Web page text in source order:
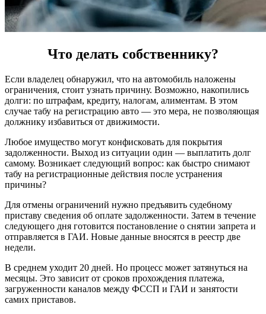
Что делать собственнику?
Если владелец обнаружил, что на автомобиль наложены
ограничения, стоит узнать причину. Возможно, накопились
долги: по штрафам, кредиту, налогам, алиментам. В этом
случае табу на регистрацию авто — это мера, не позволяющая
должнику избавиться от движимости.
Любое имущество могут конфисковать для покрытия
задолженности. Выход из ситуации один — выплатить долг
самому. Возникает следующий вопрос: как быстро снимают
табу на регистрационные действия после устранения
причины?
Для отмены ограничений нужно предъявить судебному
приставу сведения об оплате задолженности. Затем в течение
следующего дня готовится постановление о снятии запрета и
отправляется в ГАИ. Новые данные вносятся в реестр две
недели.
В среднем уходит 20 дней. Но процесс может затянуться на
месяцы. Это зависит от сроков прохождения платежа,
загруженности каналов между ФССП и ГАИ и занятости
самих приставов.